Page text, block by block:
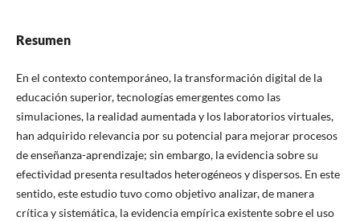
Resumen
En el contexto contemporáneo, la transformación digital de la
educación superior, tecnologías emergentes como las
simulaciones, la realidad aumentada y los laboratorios virtuales,
han adquirido relevancia por su potencial para mejorar procesos
de enseñanza-aprendizaje; sin embargo, la evidencia sobre su
efectividad presenta resultados heterogéneos y dispersos. En este
sentido, este estudio tuvo como objetivo analizar, de manera
crítica y sistemática, la evidencia empírica existente sobre el uso